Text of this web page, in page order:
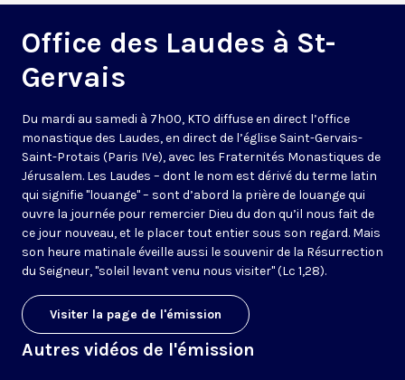
Office des Laudes à St-
Gervais
Du mardi au samedi à 7h00, KTO diffuse en direct l’office
monastique des Laudes, en direct de l’église Saint-Gervais-
Saint-Protais (Paris IVe), avec les Fraternités Monastiques de
Jérusalem. Les Laudes – dont le nom est dérivé du terme latin
qui signifie "louange" – sont d’abord la prière de louange qui
ouvre la journée pour remercier Dieu du don qu’il nous fait de
ce jour nouveau, et le placer tout entier sous son regard. Mais
son heure matinale éveille aussi le souvenir de la Résurrection
du Seigneur, "soleil levant venu nous visiter" (Lc 1,28).
Visiter la page de l'émission
Autres vidéos de l'émission